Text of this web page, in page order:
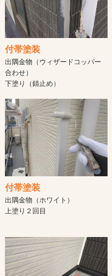
付帯塗装
出隅金物（ウィザードコッパー
合わせ）
下塗り（錆止め）
付帯塗装
出隅金物（ホワイト）
上塗り２回目